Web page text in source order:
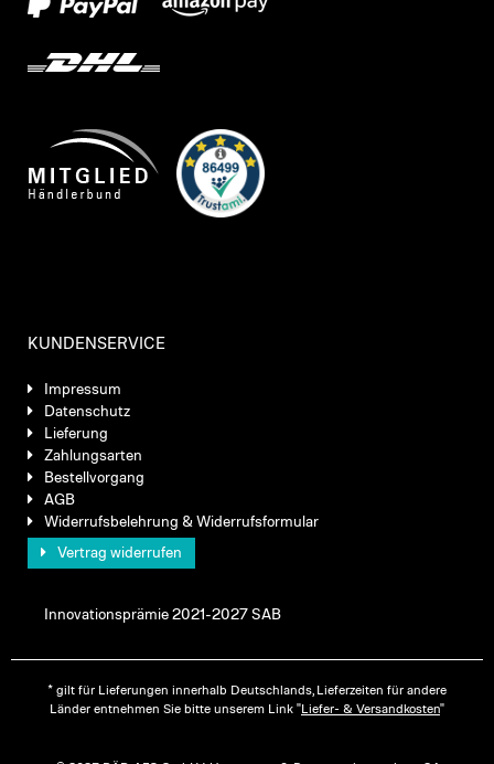
KUNDENSERVICE
Impressum
Datenschutz
Lieferung
Zahlungsarten
Bestellvorgang
AGB
Widerrufsbelehrung & Widerrufsformular
Vertrag widerrufen
Innovationsprämie 2021-2027 SAB
* gilt für Lieferungen innerhalb Deutschlands, Lieferzeiten für andere
Länder entnehmen Sie bitte unserem Link "Liefer- & Versandkosten"